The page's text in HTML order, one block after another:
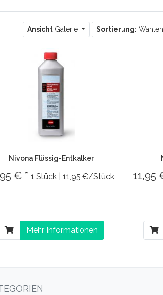
Ansicht Galerie Sortierung: Wählen
Nivona Flüssig-Entkalker
€ *1 Stück | 11,95 €/Stück
Mehr Informationen
11,95